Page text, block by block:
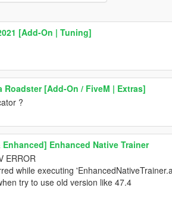
[Add-On | Tuning]
Roadster [Add-On / FiveM | Extras]
?
Enhanced Native Trainer
ERROR
while executing
try to use old version like 47.4